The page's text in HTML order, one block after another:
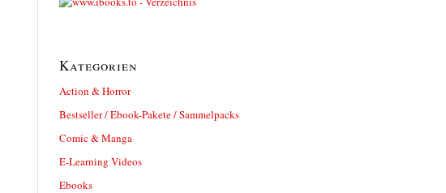
Kategorien
Action & Horror
Bestseller / Ebook-Pakete / Sammelpacks
Comic & Manga
E-Learning Videos
Ebooks